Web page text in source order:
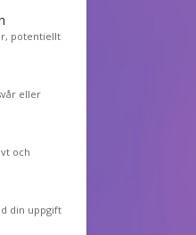
potentiellt
eller
och
din uppgift